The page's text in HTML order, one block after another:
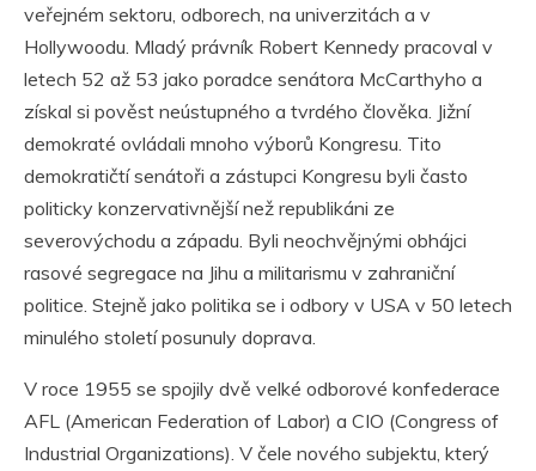
veřejném sektoru, odborech, na univerzitách a v
Hollywoodu. Mladý právník Robert Kennedy pracoval v
letech 52 až 53 jako poradce senátora McCarthyho a
získal si pověst neústupného a tvrdého člověka. Jižní
demokraté ovládali mnoho výborů Kongresu. Tito
demokratičtí senátoři a zástupci Kongresu byli často
politicky konzervativnější než republikáni ze
severovýchodu a západu. Byli neochvějnými obhájci
rasové segregace na Jihu a militarismu v zahraniční
politice. Stejně jako politika se i odbory v USA v 50 letech
minulého století posunuly doprava.
V roce 1955 se spojily dvě velké odborové konfederace
AFL (American Federation of Labor) a CIO (Congress of
Industrial Organizations). V čele nového subjektu, který